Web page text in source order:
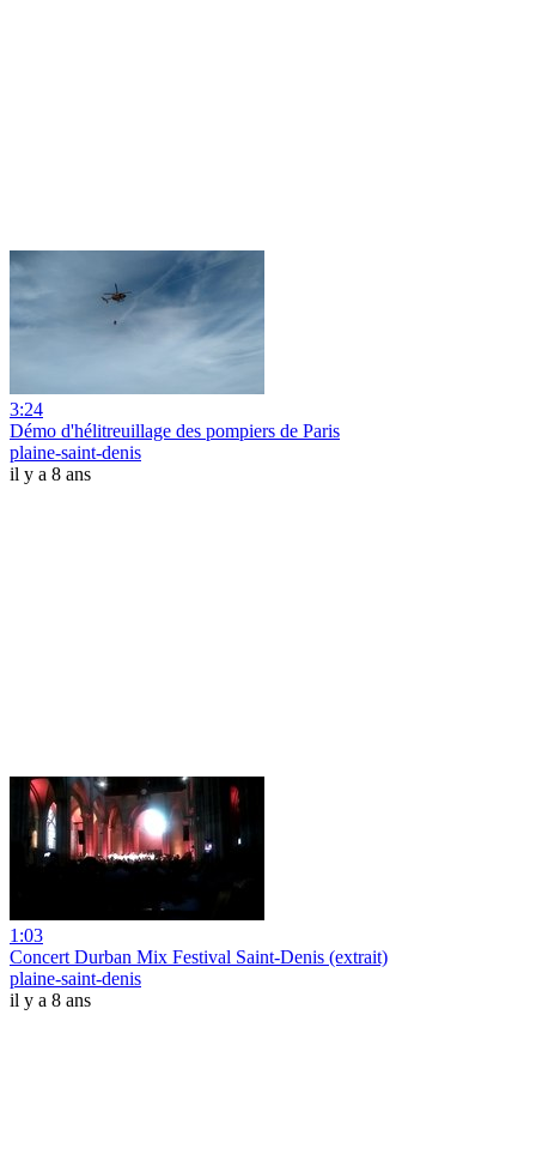
3:24
Démo d'hélitreuillage des pompiers de Paris
plaine-saint-denis
il y a 8 ans
1:03
Concert Durban Mix Festival Saint-Denis (extrait)
plaine-saint-denis
il y a 8 ans